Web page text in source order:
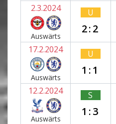
2.3.2024
Auswärts
U
2:2
17.2.2024
Auswärts
U
1:1
12.2.2024
Auswärts
S
1:3